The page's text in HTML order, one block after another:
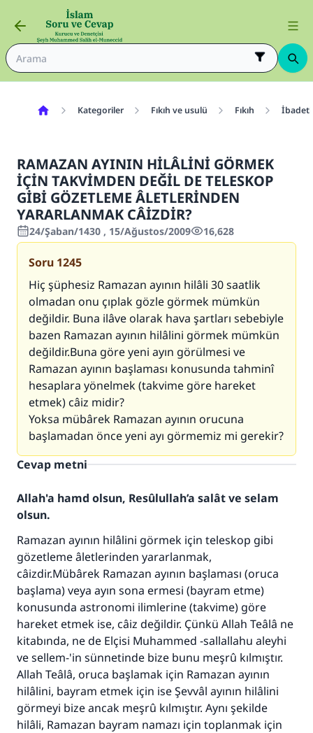
Kategoriler Fıkıh ve usulü Fıkıh
RAMAZAN AYININ HİLÂLİNİ GÖRMEK
İÇİN TAKVİMDEN DEĞİL DE TELESKOP
GİBİ GÖZETLEME ÂLETLERİNDEN
YARARLANMAK CÂİZDİR?
24/Şaban/1430 , 15/Ağustos/2009 16,628
Soru 1245
Hiç şüphesiz Ramazan ayının hilâli 30 saatlik
olmadan onu çıplak gözle görmek mümkün
değildir. Buna ilâve olarak hava şartları sebebiyle
bazen Ramazan ayının hilâlini görmek mümkün
değildir.Buna göre yeni ayın görülmesi ve
Ramazan ayının başlaması konusunda tahminî
hesaplara yönelmek (takvime göre hareket
etmek) câiz midir?
Yoksa mübârek Ramazan ayının orucuna
başlamadan önce yeni ayı görmemiz mi gerekir?
Cevap metni
Allah'a hamd olsun, Resûlullah’a salât ve selam
olsun.
Ramazan ayının hilâlini görmek için teleskop gibi
gözetleme âletlerinden yararlanmak,
câizdir.Mübârek Ramazan ayının başlaması (oruca
başlama) veya ayın sona ermesi (bayram etme)
konusunda astronomi ilimlerine (takvime) göre
hareket etmek ise, câiz değildir. Çünkü Allah Teâlâ ne
kitabında, ne de Elçisi Muhammed -sallallahu aleyhi
ve sellem-'in sünnetinde bize bunu meşrû kılmıştır.
Allah Teâlâ, oruca başlamak için Ramazan ayının
hilâlini, bayram etmek için ise Şevvâl ayının hilâlini
görmeyi bize ancak meşrû kılmıştır. Aynı şekilde
hilâli, Ramazan bayram namazı için toplanmak için